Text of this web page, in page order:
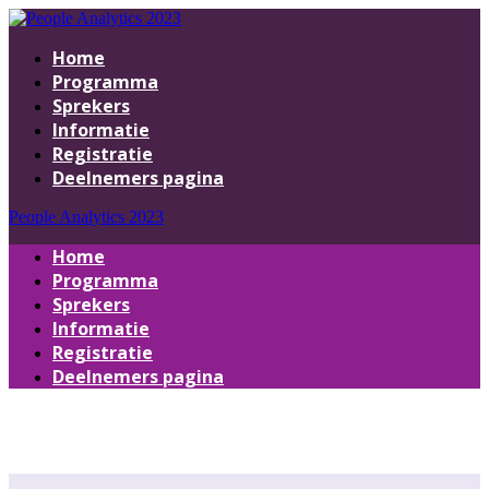
Home
Programma
Sprekers
Informatie
Registratie
Deelnemers pagina
People Analytics 2023
Home
Programma
Sprekers
Informatie
Registratie
Deelnemers pagina